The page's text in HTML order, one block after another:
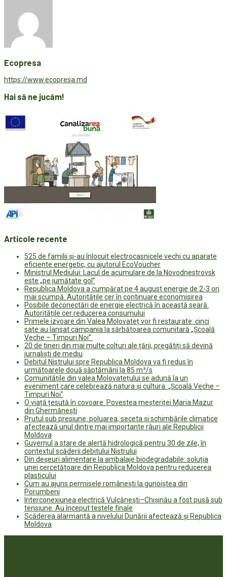
Ecopresa
https://www.ecopresa.md
Hai să ne jucăm!
Articole recente
525 de familii și-au înlocuit electrocasnicele vechi cu aparate
eficiente energetic, cu ajutorul EcoVoucher
Ministrul Mediului: Lacul de acumulare de la Novodnestrovsk
este „pe jumătate gol”
Republica Moldova a cumpărat pe 4 august energie de 2-3 ori
mai scumpă. Autoritățile cer în continuare economisirea
Posibile deconectări de energie electrică în această seară.
Autoritățile cer reducerea consumului
Primele izvoare din Valea Molovateț vor fi restaurate: cinci
sate au lansat campania la sărbătoarea comunitară „Școală
Veche – Timpuri Noi”
20 de tineri din mai multe colțuri ale țării, pregătiți să devină
jurnaliști de mediu
Debitul Nistrului spre Republica Moldova va fi redus în
următoarele două săptămâni la 85 m³/s
Comunitățile din valea Molovatețului se adună la un
eveniment care celebrează natura și cultura: „Școală Veche –
Timpuri Noi”
O viață țesută în covoare. Povestea meșteriței Maria Mazur
din Ghermănești
Prutul sub presiune: poluarea, seceta și schimbările climatice
afectează unul dintre mai importante râuri ale Republicii
Moldova
Guvernul a stare de alertă hidrologică pentru 30 de zile, în
contextul scăderii debitului Nistrului
Din deșeuri alimentare la ambalaje biodegradabile: soluția
unei cercetătoare din Republica Moldova pentru reducerea
plasticului
Cum au ajuns permisele românești la gunoiștea din
Porumbeni
Interconexiunea electrică Vulcănești–Chișinău a fost pusă sub
tensiune. Au început testele finale
Scăderea alarmantă a nivelului Dunării afectează și Republica
Moldova